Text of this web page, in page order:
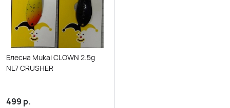
Блесна Mukai CLOWN 2.5g
NL7 CRUSHER
499 р.